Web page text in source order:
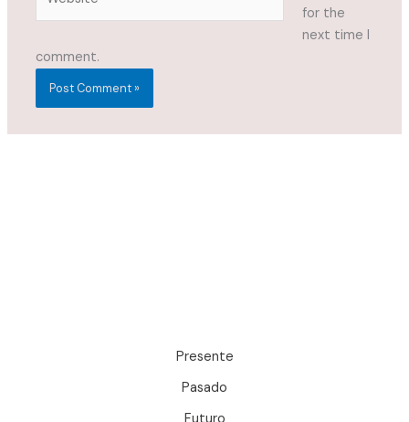
for the
next time I
comment.
Presente
Pasado